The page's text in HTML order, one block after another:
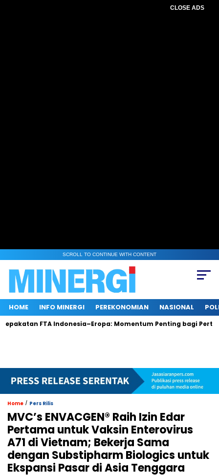
CLOSE ADS
SCROLL TO CONTINUE WITH CONTENT
HOME INFO MINERGI PEREKONOMIAN NASIONAL
FTA Indonesia–Eropa: Momentum Penting bagi
Home / Pers Rilis
MVC’s ENVACGEN® Raih Izin Edar
Pertama untuk Vaksin Enterovirus
A71 di Vietnam; Bekerja Sama
dengan Substipharm Biologics untuk
Ekspansi Pasar di Asia Tenggara